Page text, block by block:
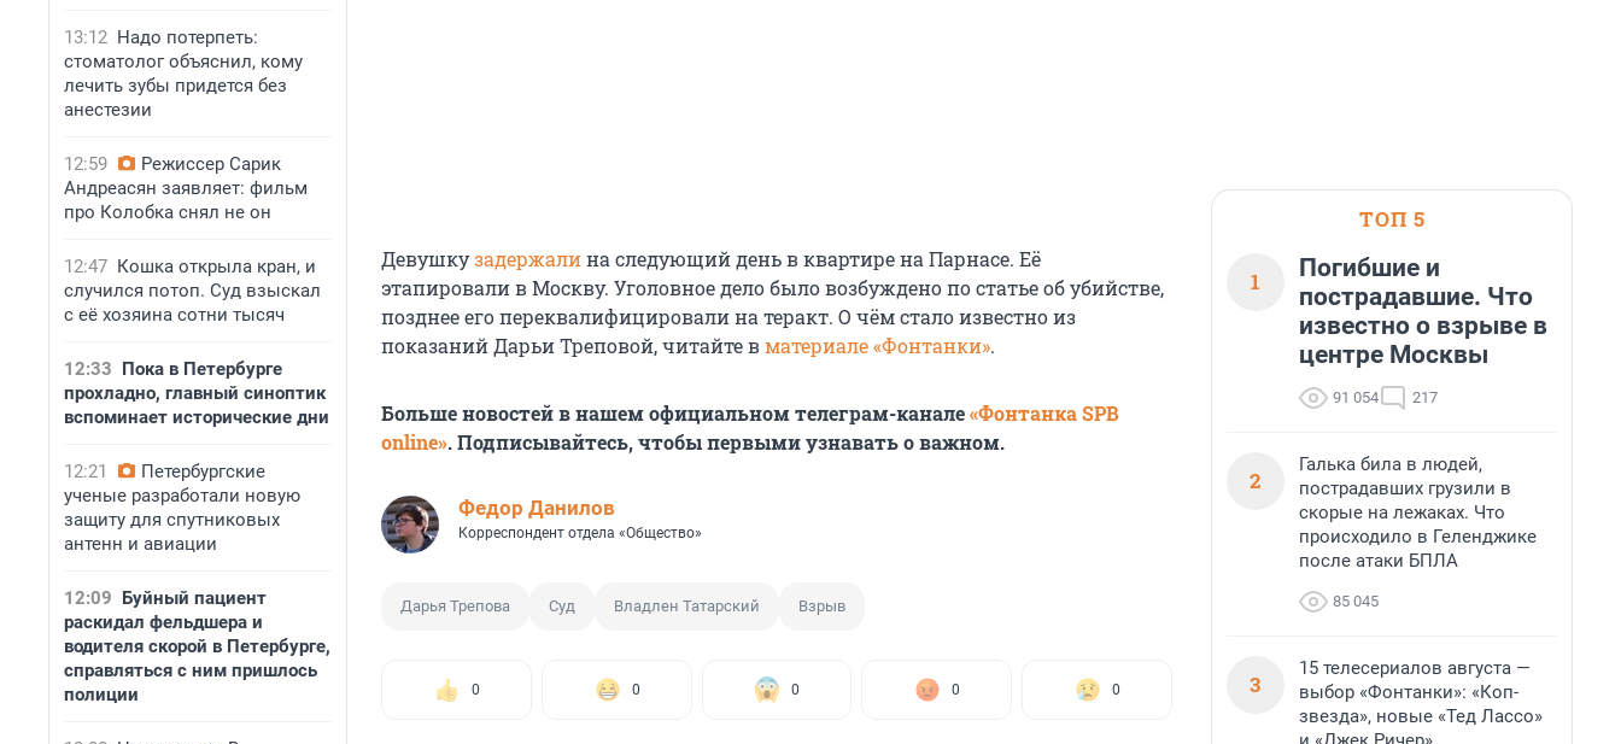
13:12 Надо потерпеть:
стоматолог объяснил, кому
лечить зубы придется без
анестезии
12:59
Режиссер Сарик
Андреасян заявляет: фильм
про Колобка снял не он
12:47 Кошка открыла кран, и
случился потоп. Суд взыскал
с её хозяина сотни тысяч
12:33 Пока в Петербурге
прохладно, главный синоптик
вспоминает исторические дни
12:21
Петербургские
ученые разработали новую
защиту для спутниковых
антенн и авиации
12:09 Буйный пациент
раскидал фельдшера и
водителя скорой в Петербурге,
справляться с ним пришлось
полиции
Девушкузадержалина следующий день в квартире на Парнасе. Её
этапировали в Москву. Уголовное дело было возбуждено по статье об убийстве,
позднее его переквалифицировали на теракт. О чём стало известно из
показаний Дарьи Треповой, читайте вматериале «Фонтанки».
Больше новостей в нашем официальном телеграм-канале«Фонтанка SPB
online». Подписывайтесь, чтобы первыми узнавать о важном.
Федор Данилов
Корреспондент отдела «Общество»
Дарья Трепова Суд Владлен Татарский Взрыв
0 0 0 0 0
ТОП 5
1
Погибшие и
пострадавшие. Что
известно о взрыве в
центре Москвы
91 054 217
2
Галька била в людей,
пострадавших грузили в
скорые на лежаках. Что
происходило в Геленджике
после атаки БПЛА
85 045
3
15 телесериалов августа —
выбор «Фонтанки»: «Коп-
звезда», новые «Тед Лассо»